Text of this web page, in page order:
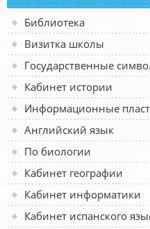
Библиотека
Визитка школы
Государственные
Кабинет истории
Информационные
Английский язык
По биологии
Кабинет географии
Кабинет информатики
Кабинет испанского